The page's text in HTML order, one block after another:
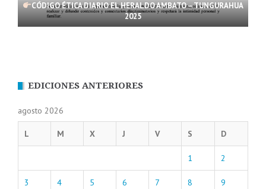
CÓDIGO ÉTICA DIARIO EL HERALDO AMBATO – TUNGURAHUA
2025
EDICIONES ANTERIORES
agosto 2026
L M X J V S D
1 2
3 4 5 6 7 8 9